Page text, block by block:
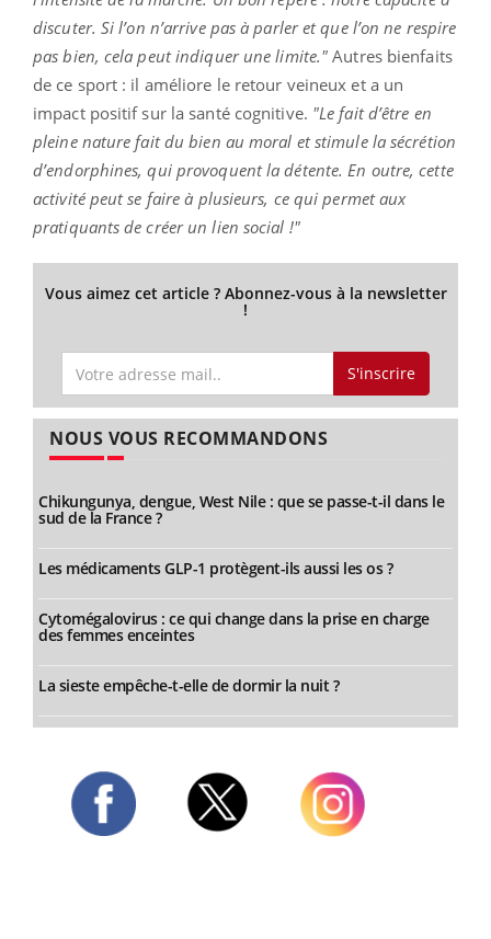
discuter. Si l’on n’arrive pas à parler et que l’on ne respire
pas bien, cela peut indiquer une limite." Autres bienfaits
de ce sport : il améliore le retour veineux et a un
impact positif sur la santé cognitive. "Le fait d’être en
pleine nature fait du bien au moral et stimule la sécrétion
d’endorphines, qui provoquent la détente. En outre, cette
activité peut se faire à plusieurs, ce qui permet aux
pratiquants de créer un lien social !"
Vous aimez cet article ? Abonnez-vous à la newsletter
!
S'inscrire
NOUS VOUS RECOMMANDONS
Chikungunya, dengue, West Nile : que se passe-t-il dans le
sud de la France ?
Les médicaments GLP-1 protègent-ils aussi les os ?
Cytomégalovirus : ce qui change dans la prise en charge
des femmes enceintes
La sieste empêche-t-elle de dormir la nuit ?